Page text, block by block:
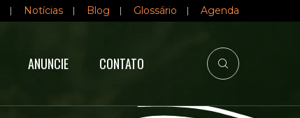
Notícias Blog Glossário Agenda
ANUNCIE CONTATO